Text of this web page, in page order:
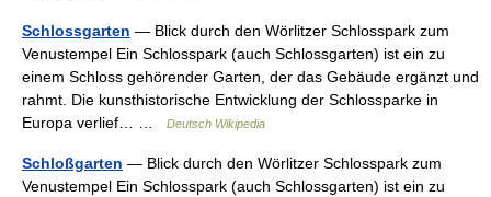
Schlossgarten — Blick durch den Wörlitzer Schlosspark zum
Venustempel Ein Schlosspark (auch Schlossgarten) ist ein zu
einem Schloss gehörender Garten, der das Gebäude ergänzt und
rahmt. Die kunsthistorische Entwicklung der Schlossparke in
Europa verlief… …
Deutsch Wikipedia
Schloßgarten — Blick durch den Wörlitzer Schlosspark zum
Venustempel Ein Schlosspark (auch Schlossgarten) ist ein zu